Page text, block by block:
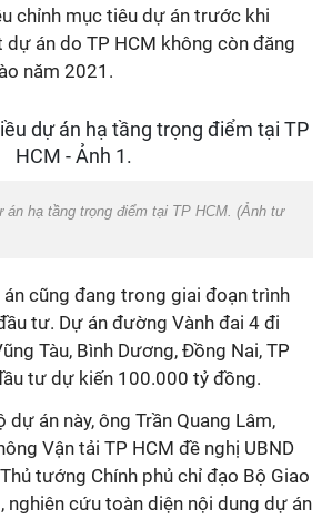
chỉnh mục tiêu dự án trước khi
dự án do TP HCM không còn đăng
năm 2021.
án hạ tầng trọng điểm tại TP HCM. (Ảnh tư
cũng đang trong giai đoạn trình
tư. Dự án đường Vành đai 4 đi
Tàu, Bình Dương, Đồng Nai, TP
tư dự kiến 100.000 tỷ đồng.
dự án này, ông Trần Quang Lâm,
Vận tải TP HCM đề nghị UBND
tướng Chính phủ chỉ đạo Bộ Giao
nghiên cứu toàn diện nội dung dự án